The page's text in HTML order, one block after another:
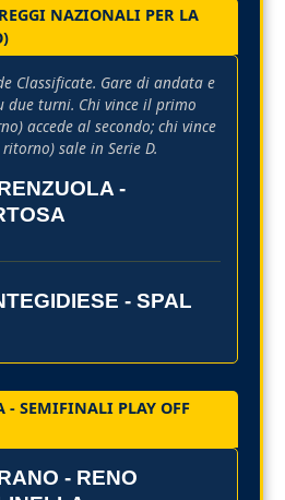
NAZIONALI PER LA
Classificate. Gare di andata e
turni. Chi vince il primo
accede al secondo; chi vince
sale in Serie D.
-
- SPAL
- SEMIFINALI PLAY OFF
- RENO